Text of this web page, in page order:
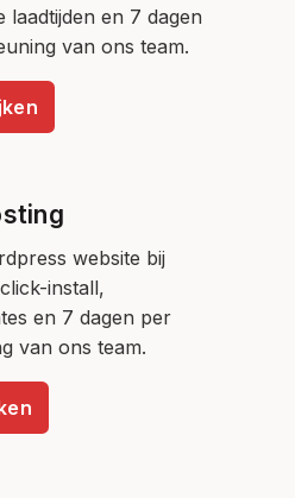
laadtijden en 7 dagen
van ons team.
website bij
install,
en 7 dagen per
van ons team.